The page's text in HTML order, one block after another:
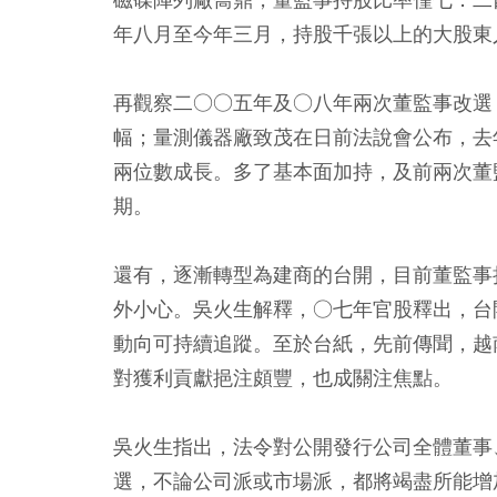
年八月至今年三月，持股千張以上的大股
再觀察二○○五年及○八年兩次董監事改選
幅；量測儀器廠致茂在日前法說會公布，
兩位數成長。多了基本面加持，及前兩次
期。
還有，逐漸轉型為建商的台開，目前董監
外小心。吳火生解釋，○七年官股釋出，
動向可持續追蹤。至於台紙，先前傳聞，
對獲利貢獻挹注頗豐，也成關注焦點。
吳火生指出，法令對公開發行公司全體董
選，不論公司派或市場派，都將竭盡所能